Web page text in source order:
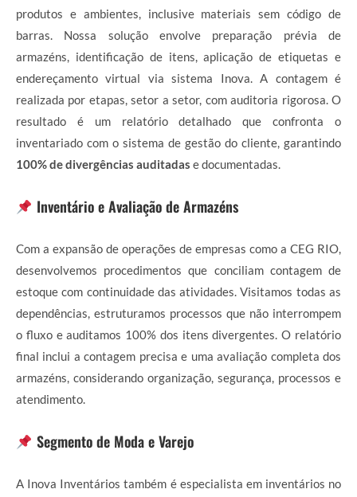
produtos e ambientes, inclusive materiais sem código de
barras. Nossa solução envolve preparação prévia de
armazéns, identificação de itens, aplicação de etiquetas e
endereçamento virtual via sistema Inova. A contagem é
realizada por etapas, setor a setor, com auditoria rigorosa. O
resultado é um relatório detalhado que confronta o
inventariado com o sistema de gestão do cliente, garantindo
100% de divergências auditadas e documentadas.
Inventário e Avaliação de Armazéns
Com a expansão de operações de empresas como a CEG RIO,
desenvolvemos procedimentos que conciliam contagem de
estoque com continuidade das atividades. Visitamos todas as
dependências, estruturamos processos que não interrompem
o fluxo e auditamos 100% dos itens divergentes. O relatório
final inclui a contagem precisa e uma avaliação completa dos
armazéns, considerando organização, segurança, processos e
atendimento.
Segmento de Moda e Varejo
A Inova Inventários também é especialista em inventários no